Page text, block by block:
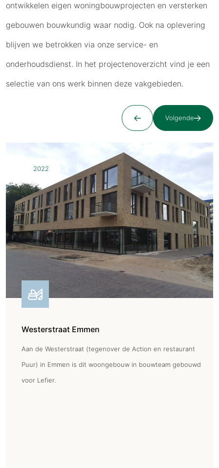
ontwikkelen eigen woningbouwprojecten en versterken
gebouwen bouwkundig waar nodig. Ook na oplevering
blijven we betrokken via onze service- en
onderhoudsdienst. In het projectenoverzicht vind je een
selectie van ons werk binnen deze vakgebieden.
Volgende
2022
Westerstraat Emmen
Aan de Westerstraat (tegenover de Action en restaurant
Puur) in Emmen is dit woongebouw in bouwteam gebouwd
voor Lefier.